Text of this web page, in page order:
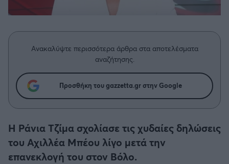
Δημήτρης Τσορμπατζόγλου
Άρης
Βόλος
Ατρόμητος Αθηνών
Κηφισιά
Συνεντεύξεις
Ανακαλύψτε περισσότερα άρθρα στα αποτελέσματα
αναζήτησης.
Προσθήκη του gazzetta.gr στην Google
Η Ράνια Τζίμα σχολίασε τις χυδαίες δηλώσεις
του Αχιλλέα Μπέου λίγο μετά την
επανεκλογή του στον Βόλο.